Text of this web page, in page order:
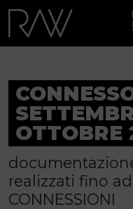
OTTOBRE
realizzati fino
CONNESSIONI